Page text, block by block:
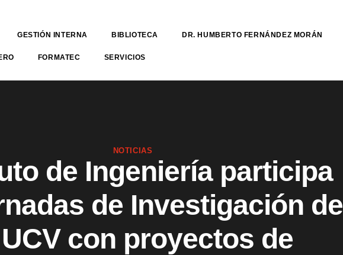
GESTIÓN INTERNA BIBLIOTECA DR. HUMBERTO FERNÁNDEZ MORÁN
FORMATEC SERVICIOS
NOTICIAS
de Ingeniería participa
de Investigación de
con proyectos de